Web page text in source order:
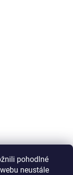
pohodlné
neustále